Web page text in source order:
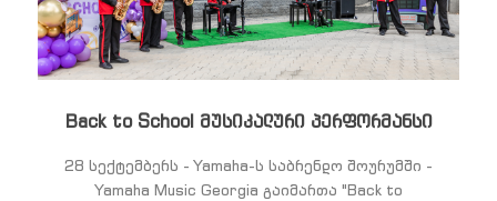
ჩვენ შესახებ
კალათა
Back to School მუსიკალური პერფორმანსი
28 სექტემბერს - Yamaha-ს საბრენდო შოურუმში -
Yamaha Music Georgia გაიმართა "Back to